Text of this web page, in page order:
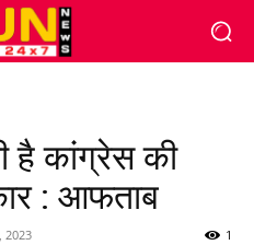
है कांग्रेस की
: आफताब
2023 1